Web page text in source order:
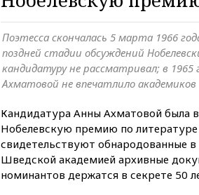
Поэтесса скончалась 5 марта 1966
поздней стадии обсуждений
кандидатуру не рассматривал; в 1965
Ахматовой не впечатлило академиков
Кандидатура Анны Ахматовой была
Нобелевскую премию по
свидетельствуют обнародованные в
Шведской академией архивные
номинантов держатся в секрете 50